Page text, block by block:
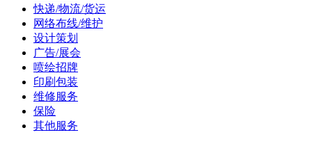
快递/物流/货运
网络布线/维护
设计策划
广告/展会
喷绘招牌
印刷包装
维修服务
保险
其他服务